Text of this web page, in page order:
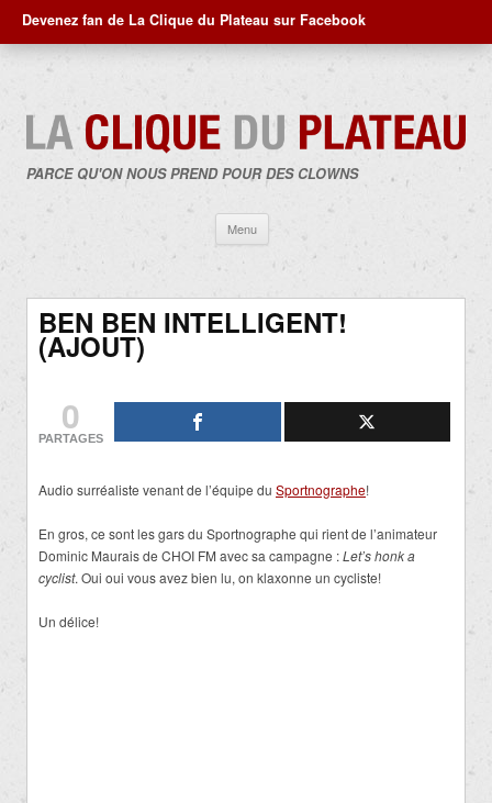
Devenez fan de La Clique du Plateau sur Facebook
PARCE QU'ON NOUS PREND POUR DES CLOWNS
Menu
contenu
BEN BEN INTELLIGENT!
(AJOUT)
0
PARTAGES
Audio surréaliste venant de l’équipe du Sportnographe!
En gros, ce sont les gars du Sportnographe qui rient de l’animateur
Dominic Maurais de CHOI FM avec sa campagne :Let’s honk a
cyclist. Oui oui vous avez bien lu, on klaxonne un cycliste!
Un délice!